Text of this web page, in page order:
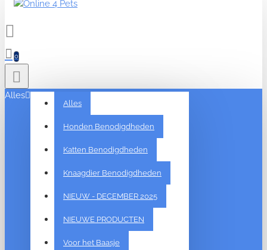
0
Alles
Alles
Honden Benodigdheden
Katten Benodigdheden
Knaagdier Benodigdheden
NIEUW - DECEMBER 2025
NIEUWE PRODUCTEN
Voor het Baasje